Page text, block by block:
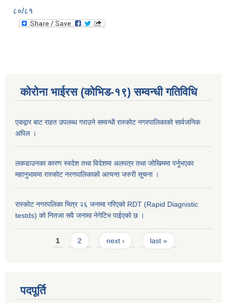
८०/८१
कोरोना भाईरस (कोभिड-१९) सम्वन्धी गतिविधि
एकद्वार बाट राहत उपलब्ध गराउने सम्वन्धी रास्कोट नगरपालिकाको सार्वजनिक
अपिल ।
लकडाउनका कारण स्वदेश तथा विदेशमा अलपत्र तथा जोखिममा पर्नुभएका
महानुभावमा रास्कोट नरगपालिकाको अत्यन्त जरुरी सूचना ।
रास्कोट नगरपलिका भित्र २६ जनामा गरिएको RDT (Rapid Diagnistic
testds) को नितजा सवै जनामा नेगेटिभ पाईएको छ ।
Pages1 2 next › last »
पदपूर्ति